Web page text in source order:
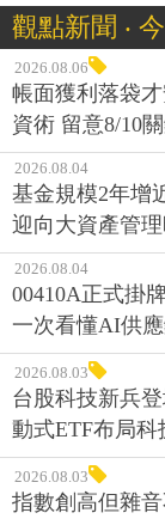
觀點新聞 ‧
2026.08.06
帳面獲利落袋
資術 留意8/10
2026.08.04
基金規模2年增
迎向大資產管
2026.08.04
00410A正式掛
一次看懂AI供
2026.08.03
台股科技新兵
動式ETF布局
2026.08.03
指數創高但雜